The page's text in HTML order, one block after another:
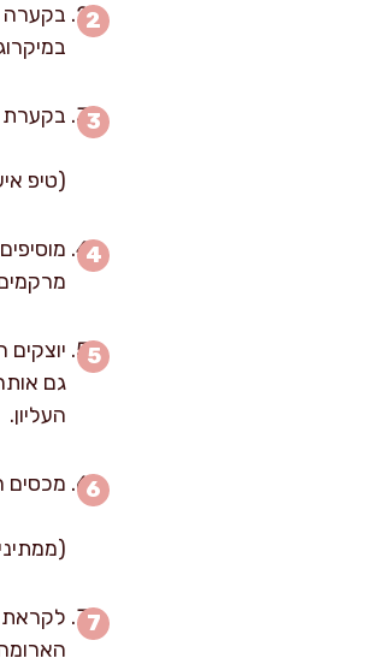
במיקרוגל (כ-20 שניות) תוך
בקערת
(טיפ
גם
העליון.
מכסים
לקראת